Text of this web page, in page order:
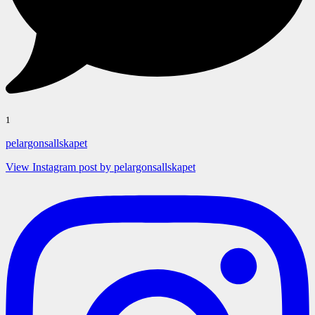
1
pelargonsallskapet
View Instagram post by pelargonsallskapet